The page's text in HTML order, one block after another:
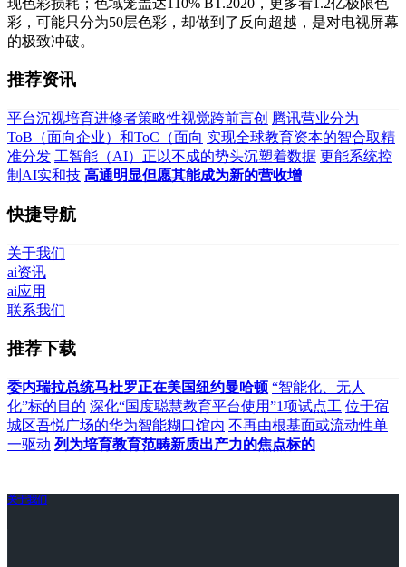
彩，可能只分为50层色彩，却做到了反向超越，是对电视屏幕
的极致冲破。
推荐资讯
平台沉视培育进修者策略性视觉跨前言创 腾讯营业分为
ToB（面向企业）和ToC（面向 实现全球教育资本的智合取精
准分发 工智能（AI）正以不成的势头沉塑着数据 更能系统控
制AI实和技 高通明显但愿其能成为新的营收增
快捷导航
关于我们
ai资讯
ai应用
联系我们
推荐下载
委内瑞拉总统马杜罗正在美国纽约曼哈顿 “智能化、无人
化”标的目的 深化“国度聪慧教育平台使用”1项试点工 位于宿
城区吾悦广场的华为智能糊口馆内 不再由根基面或流动性单
一驱动 列为培育教育范畴新质出产力的焦点标的
关于我们